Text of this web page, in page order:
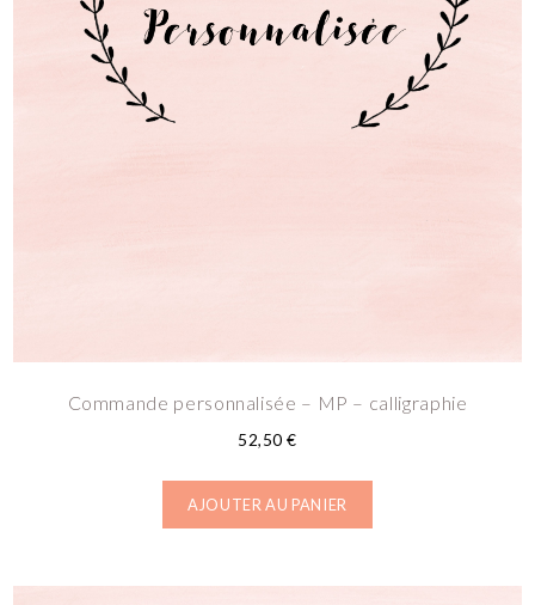
Commande personnalisée – MP – calligraphie
52,50€
AJOUTER AU PANIER